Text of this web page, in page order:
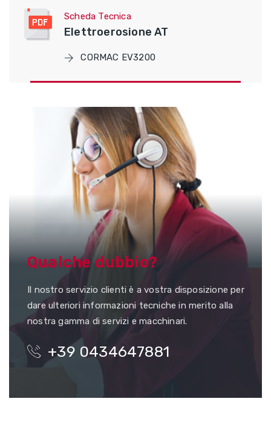
Scheda Tecnica
Elettroerosione AT
CORMAC EV3200
Qualche dubbio?
Il nostro servizio clienti è a vostra disposizione per
dare ulteriori informazioni tecniche in merito alla
nostra gamma di servizi e macchinari.
+39 0434647881